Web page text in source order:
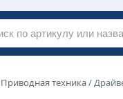
Приводная техника/